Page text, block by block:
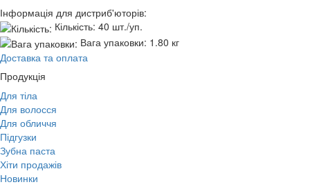
Інформація для дистриб'юторів:
Кількість: 40 шт./уп.
Вага упаковки: 1.80 кг
Доставка та оплата
Продукція
Для тіла
Для волосся
Для обличчя
Підгузки
Зубна паста
Хіти продажів
Новинки